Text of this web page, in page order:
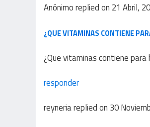
Anónimoreplied on 21 Abril,
¿QUE VITAMINAS CONTIENE
¿Que vitaminas contiene
responder
reyneriareplied on 30